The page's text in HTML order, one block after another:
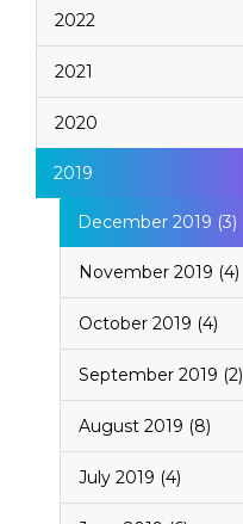
2022
2021
2020
2019
December 2019 (3)
November 2019 (4)
October 2019 (4)
September 2019 (2)
August 2019 (8)
July 2019 (4)